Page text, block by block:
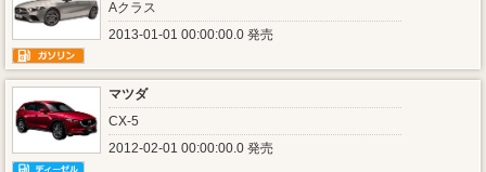
Aクラス
2013-01-01 00:00:00.0 発売
マツダ
CX-5
2012-02-01 00:00:00.0 発売